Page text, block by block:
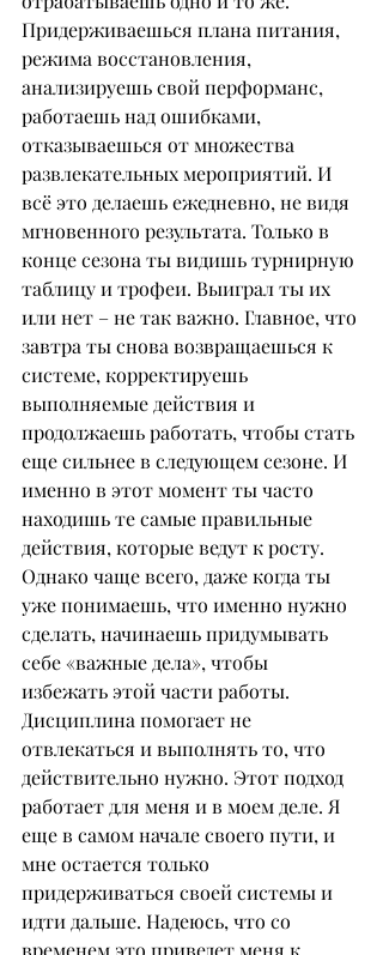
Придерживаешься плана питания,
режима восстановления,
анализируешь свой перформанс,
работаешь над ошибками,
отказываешься от множества
развлекательных мероприятий. И
всё это делаешь ежедневно, не видя
мгновенного результата. Только в
конце сезона ты видишь турнирную
таблицу и трофеи. Выиграл ты их
или нет – не так важно. Главное, что
завтра ты снова возвращаешься к
системе, корректируешь
выполняемые действия и
продолжаешь работать, чтобы стать
еще сильнее в следующем сезоне. И
именно в этот момент ты часто
находишь те самые правильные
действия, которые ведут к росту.
Однако чаще всего, даже когда ты
уже понимаешь, что именно нужно
сделать, начинаешь придумывать
себе «важные дела», чтобы
избежать этой части работы.
Дисциплина помогает не
отвлекаться и выполнять то, что
действительно нужно. Этот подход
работает для меня и в моем деле. Я
еще в самом начале своего пути, и
мне остается только
придерживаться своей системы и
идти дальше. Надеюсь, что со
временем это приведет меня к